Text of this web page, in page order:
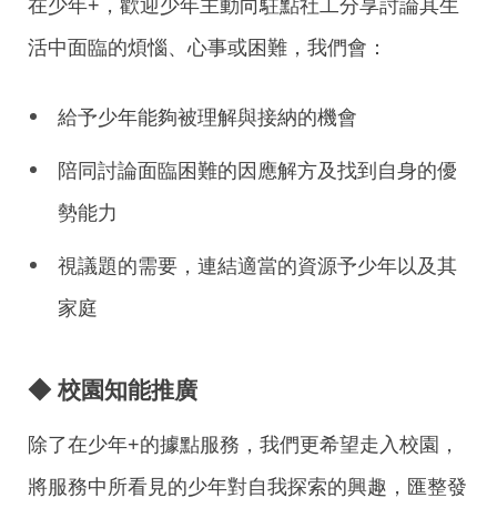
在少年+，歡迎少年主動向駐點社工分享討論其生
活中面臨的煩惱、心事或困難，我們會：
給予少年能夠被理解與接納的機會
陪同討論面臨困難的因應解方及找到自身的優
勢能力
視議題的需要，連結適當的資源予少年以及其
家庭
◆ 校園知能推廣
除了在少年+的據點服務，我們更希望走入校園，
將服務中所看見的少年對自我探索的興趣，匯整發